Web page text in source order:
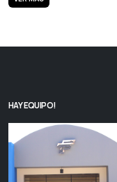
HAY EQUIPO!